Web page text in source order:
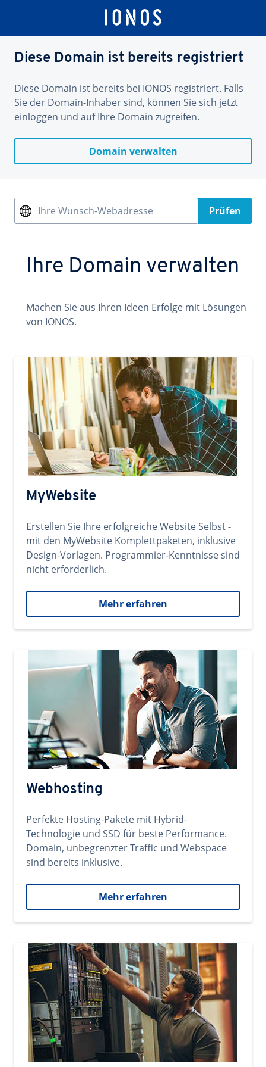
Diese Domain ist bereits registriert
Diese Domain ist bereits bei IONOS registriert. Falls
Sie der Domain-Inhaber sind, können Sie sich jetzt
einloggen und auf Ihre Domain zugreifen.
Domain verwalten
Ihre Wunsch-Webadresse Prüfen
Ihre Domain verwalten
Machen Sie aus Ihren Ideen Erfolge mit Lösungen
von IONOS.
MyWebsite
Erstellen Sie Ihre erfolgreiche Website Selbst -
mit den MyWebsite Komplettpaketen, inklusive
Design-Vorlagen. Programmier-Kenntnisse sind
nicht erforderlich.
Mehr erfahren
Webhosting
Perfekte Hosting-Pakete mit Hybrid-
Technologie und SSD für beste Performance.
Domain, unbegrenzter Traffic und Webspace
sind bereits inklusive.
Mehr erfahren